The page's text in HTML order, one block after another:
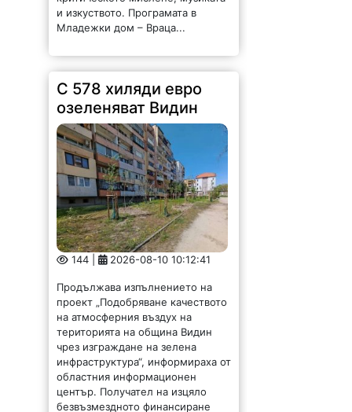
и изкуството. Програмата в
Младежки дом – Враца...
С 578 хиляди евро
озеленяват Видин
144 | 2026-08-10 10:12:41
Продължава изпълнението на
проект „Подобряване качеството
на атмосферния въздух на
територията на община Видин
чрез изграждане на зелена
инфраструктура“, информираха от
областния информационен
център. Получател на изцяло
безвъзмездното финансиране